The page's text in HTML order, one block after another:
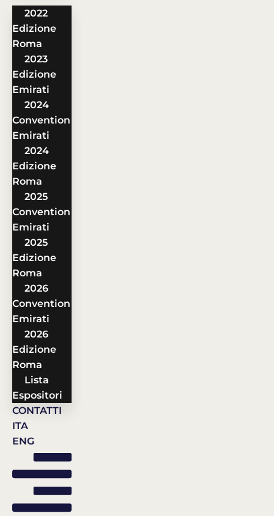
2022
Edizione
Roma
2023
Edizione
Emirati
2024
Convention
Emirati
2024
Edizione
Roma
2025
Convention
Emirati
2025
Edizione
Roma
2026
Convention
Emirati
2026
Edizione
Roma
Lista
Espositori
CONTATTI
ITA
ENG